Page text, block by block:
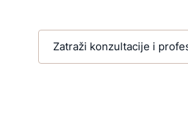
Zatraži konzultacije i